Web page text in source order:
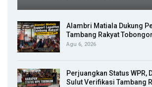
Alambri Matiala Dukung
Tambang Rakyat
Agu 6, 2026
Perjuangkan Status WPR,
Sulut Verifikasi Tambang